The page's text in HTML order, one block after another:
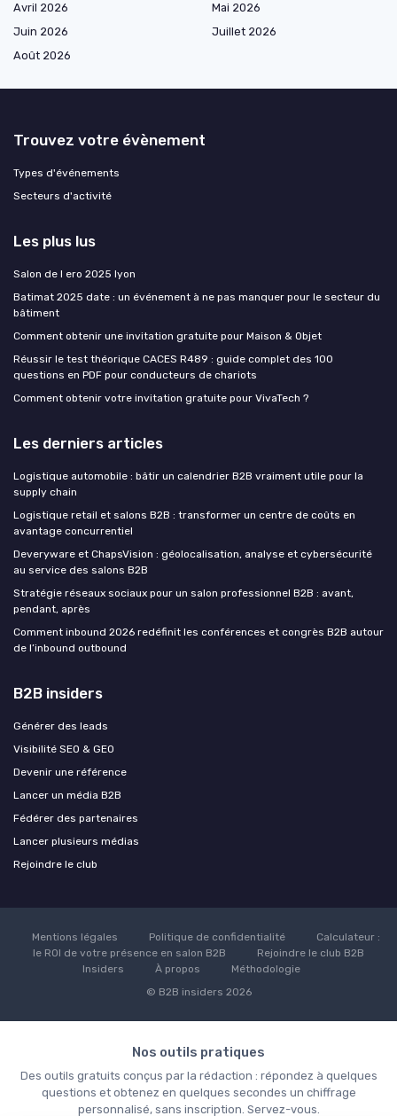
Avril 2026
Mai 2026
Juin 2026
Juillet 2026
Août 2026
Trouvez votre évènement
Types d'événements
Secteurs d'activité
Les plus lus
Salon de l ero 2025 lyon
Batimat 2025 date : un événement à ne pas manquer pour le secteur du
bâtiment
Comment obtenir une invitation gratuite pour Maison & Objet
Réussir le test théorique CACES R489 : guide complet des 100
questions en PDF pour conducteurs de chariots
Comment obtenir votre invitation gratuite pour VivaTech ?
Les derniers articles
Logistique automobile : bâtir un calendrier B2B vraiment utile pour la
supply chain
Logistique retail et salons B2B : transformer un centre de coûts en
avantage concurrentiel
Deveryware et ChapsVision : géolocalisation, analyse et cybersécurité
au service des salons B2B
Stratégie réseaux sociaux pour un salon professionnel B2B : avant,
pendant, après
Comment inbound 2026 redéfinit les conférences et congrès B2B autour
de l’inbound outbound
B2B insiders
Générer des leads
Visibilité SEO & GEO
Devenir une référence
Lancer un média B2B
Fédérer des partenaires
Lancer plusieurs médias
Rejoindre le club
Mentions légales Politique de confidentialité
Calculateur :
le ROI de votre présence en salon B2B
Rejoindre le club B2B
Insiders
À propos
Méthodologie
© B2B insiders 2026
Nos outils pratiques
Des outils gratuits conçus par la rédaction : répondez à quelques
questions et obtenez en quelques secondes un chiffrage
personnalisé, sans inscription. Servez-vous.